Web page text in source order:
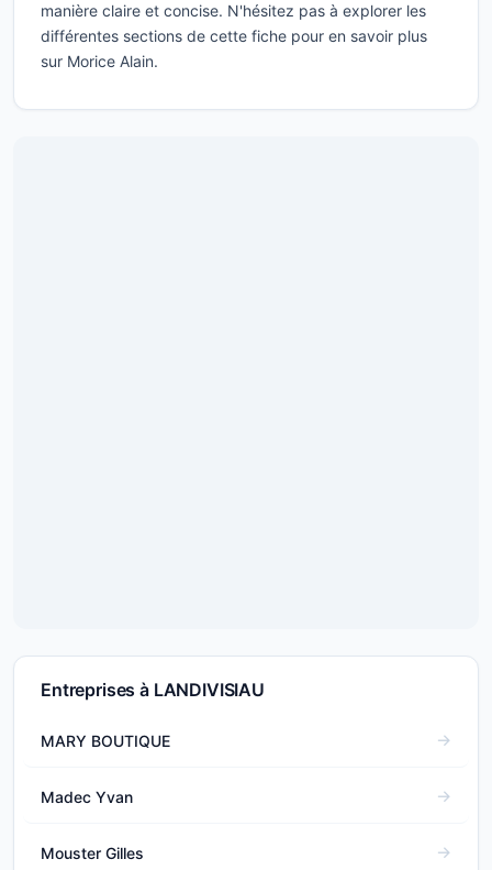
manière claire et concise. N'hésitez pas à explorer les
différentes sections de cette fiche pour en savoir plus
sur Morice Alain.
Entreprises à LANDIVISIAU
MARY BOUTIQUE
Madec Yvan
Mouster Gilles